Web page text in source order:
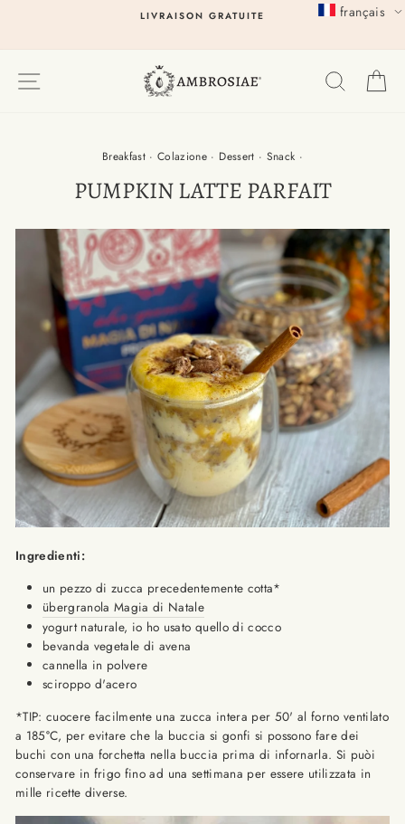
LIVRAISON GRATUITE
Breakfast ·Colazione · Dessert · Snack ·
PUMPKIN LATTE PARFAIT
Ingredienti:
un pezzo di zucca precedentemente cotta*
übergranola Magia di Natale
yogurt naturale, io ho usato quello di cocco
bevanda vegetale di avena
cannella in polvere
sciroppo d'acero
*TIP: cuocere facilmente una zucca intera per 50' al forno ventilato
a 185°C, per evitare che la buccia si gonfi si possono fare dei
buchi con una forchetta nella buccia prima di infornarla. Si puòi
conservare in frigo fino ad una settimana per essere utilizzata in
mille ricette diverse.
français